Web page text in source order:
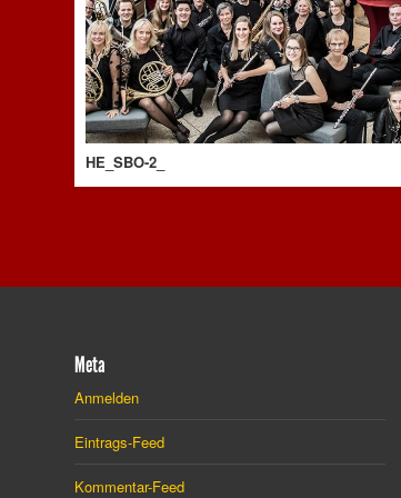
HE_SBO-2_
Meta
Anmelden
Eintrags-Feed
Kommentar-Feed